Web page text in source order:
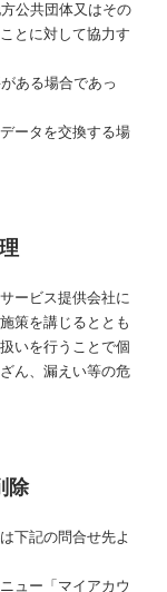
公共団体又はその
とに対して協力す
ある場合であっ
ータを交換する場
ービス提供会社に
策を講じるととも
いを行うことで個
ん、漏えい等の危
除
下記の問合せ先よ
ュー「マイアカウ